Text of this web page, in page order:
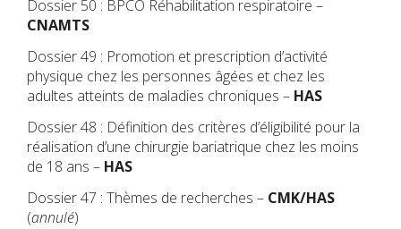
Dossier 50 : BPCO Réhabilitation respiratoire –
CNAMTS
Dossier 49 : Promotion et prescription d’activité
physique chez les personnes âgées et chez les
adultes atteints de maladies chroniques – HAS
Dossier 48 : Définition des critères d’éligibilité pour la
réalisation d’une chirurgie bariatrique chez les moins
de 18 ans – HAS
Dossier 47 : Thèmes de recherches – CMK/HAS
(annulé)